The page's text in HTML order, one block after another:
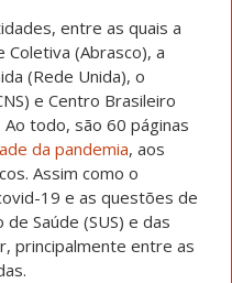
entre as quais a
Coletiva (Abrasco), a
(Rede Unida), o
e Centro Brasileiro
todo, são 60 páginas
da pandemia, aos
Assim como o
19 e as questões de
Saúde (SUS) e das
principalmente entre as